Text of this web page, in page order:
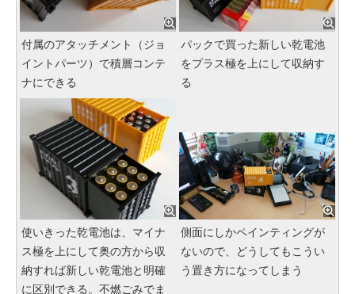
付属のアタッチメント（ジョ
イントパーツ）で積層コンテ
ナにできる
パックで買った新しい乾電池
をプラス極を上にして収納す
る
使いきった乾電池は、マイナ
ス極を上にして奥の方から収
納すれば新しい乾電池と明確
に区別できる。不燃ごみでま
側面にしかペインティングが
ないので、どうしてもこうい
う置き方になってしまう